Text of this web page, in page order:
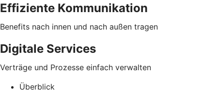
Effiziente Kommunikation
Benefits nach innen und nach außen tragen
Digitale Services
Verträge und Prozesse einfach verwalten
Überblick